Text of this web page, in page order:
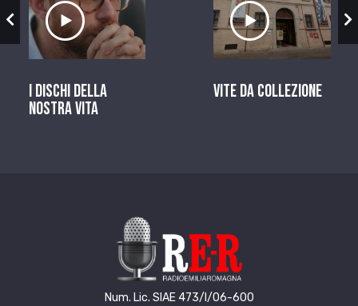
Ascolta il servizio
I dischi della
nostra vita
Ascolta il
Vite da Collezione
Num. Lic. SIAE 473/I/06-600